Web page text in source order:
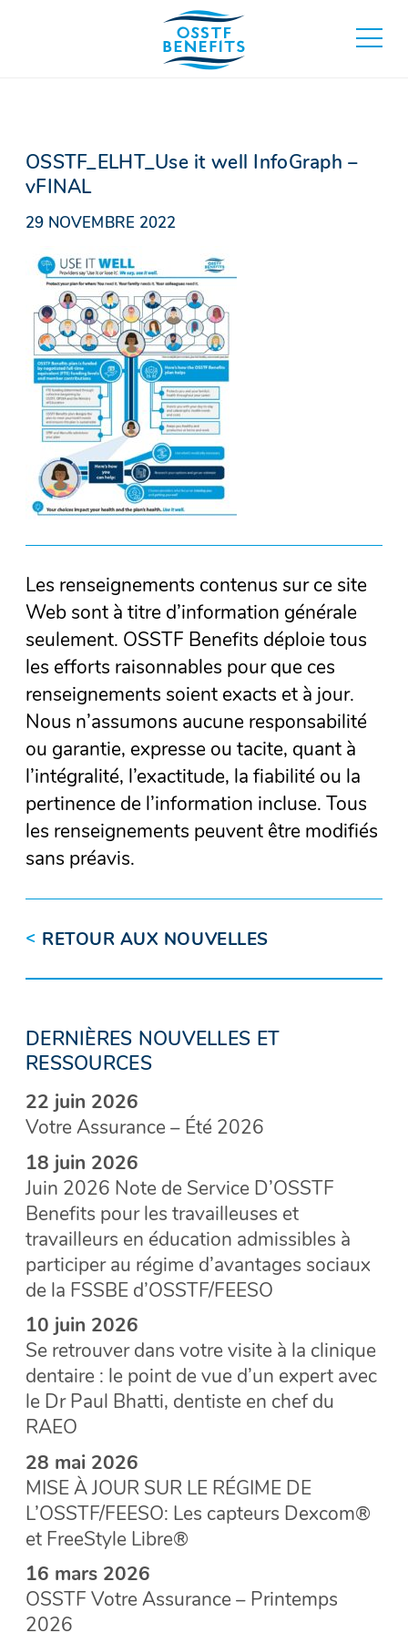
basculer
au
OSSTF_ELHT_Use it well InfoGraph –
vFINAL
29 NOVEMBRE 2022
Les renseignements contenus sur ce site
Web sont à titre d’information générale
seulement. OSSTF Benefits déploie tous
les efforts raisonnables pour que ces
renseignements soient exacts et à jour.
Nous n’assumons aucune responsabilité
ou garantie, expresse ou tacite, quant à
l’intégralité, l’exactitude, la fiabilité ou la
pertinence de l’information incluse. Tous
les renseignements peuvent être modifiés
sans préavis.
< RETOUR AUX NOUVELLES
DERNIÈRES NOUVELLES ET
RESSOURCES
22 juin 2026
Votre Assurance – Été 2026
18 juin 2026
Juin 2026 Note de Service D’OSSTF
Benefits pour les travailleuses et
travailleurs en éducation admissibles à
participer au régime d’avantages sociaux
de la FSSBE d’OSSTF/FEESO
10 juin 2026
Se retrouver dans votre visite à la clinique
dentaire : le point de vue d’un expert avec
le Dr Paul Bhatti, dentiste en chef du
RAEO
28 mai 2026
MISE À JOUR SUR LE RÉGIME DE
L’OSSTF/FEESO: Les capteurs Dexcom®
et FreeStyle Libre®
16 mars 2026
OSSTF Votre Assurance – Printemps
2026